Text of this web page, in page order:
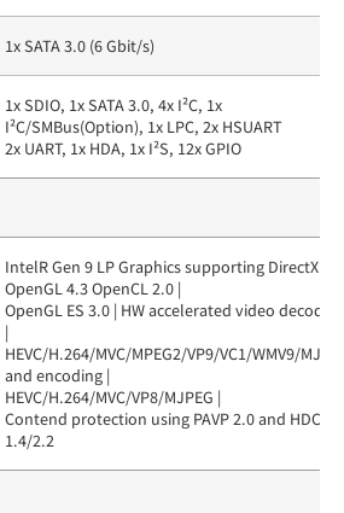
1x SATA 3.0 (6 Gbit/s)
1x SDIO, 1x SATA 3.0, 4x I²C, 1x
I²C/SMBus(Option), 1x LPC, 2x HSUART
2x UART, 1x HDA, 1x I²S, 12x GPIO
IntelR Gen 9 LP Graphics supporting DirectX 12
OpenGL 4.3 OpenCL 2.0 |
OpenGL ES 3.0 | HW accelerated video decoding
|
HEVC/H.264/MVC/MPEG2/VP9/VC1/WMV9/
and encoding |
HEVC/H.264/MVC/VP8/MJPEG |
Contend protection using PAVP 2.0 and HDCP
1.4/2.2